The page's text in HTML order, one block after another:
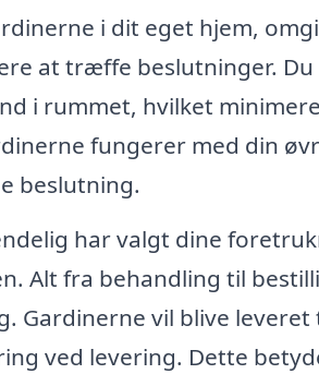
i dit eget hjem,
at træffe beslutninger. Du
i rummet, hvilket
fungerer med din
beslutning.
har valgt dine
Alt fra behandling til
Gardinerne vil blive leveret
ved levering. Dette